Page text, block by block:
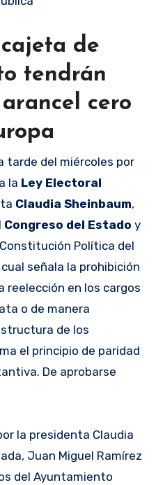
de
tendrán
cero
tarde del miércoles por
la Ley Electoral
Claudia Sheinbaum,
Congreso del Estado y
Política del
señala la prohibición
reelección en los cargos
o de manera
de los
el principio de paridad
De aprobarse
la presidenta Claudia
Juan Miguel Ramírez
del Ayuntamiento